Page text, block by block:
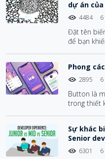
dự án của
4484 6
Đặt tên
để bạn
Phong
2895 6
Button là
trong thiết
Sự khác
Senior
6301 6